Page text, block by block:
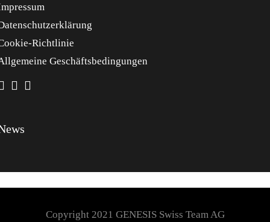
Richtlinie
Geschäftsbedingungen
Copyright 2021 GENESIS Swiss Team AG